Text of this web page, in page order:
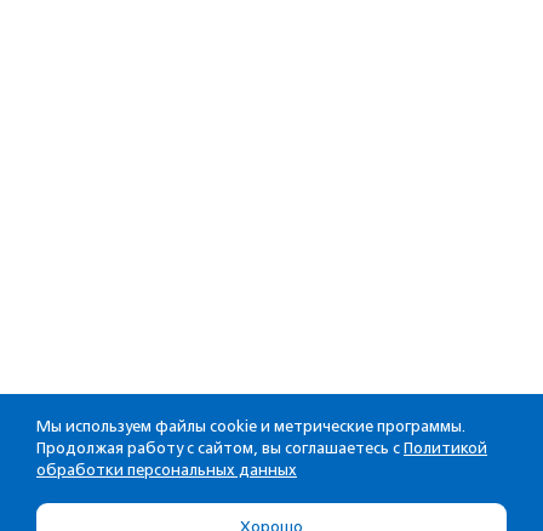
Мы используем файлы cookie и метрические программы.
Продолжая работу с сайтом, вы соглашаетесь с Политикой
обработки персональных данных
Хорошо